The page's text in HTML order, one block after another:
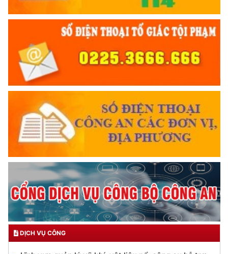
DỊCH VỤ CÔNG